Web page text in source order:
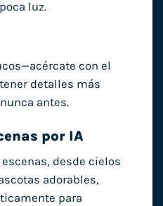
luz.
con el
detalles más
antes.
por IA
desde cielos
adorables,
para